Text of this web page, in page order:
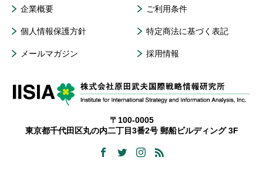
企業概要 ご利用条件
個人情報保護方針 特定商法に基づく表記
メールマガジン 採用情報
〒100-0005
東京都千代田区丸の内二丁目3番2号 郵船ビルディング 3F